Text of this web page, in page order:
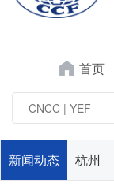
首页
新闻动态 杭州